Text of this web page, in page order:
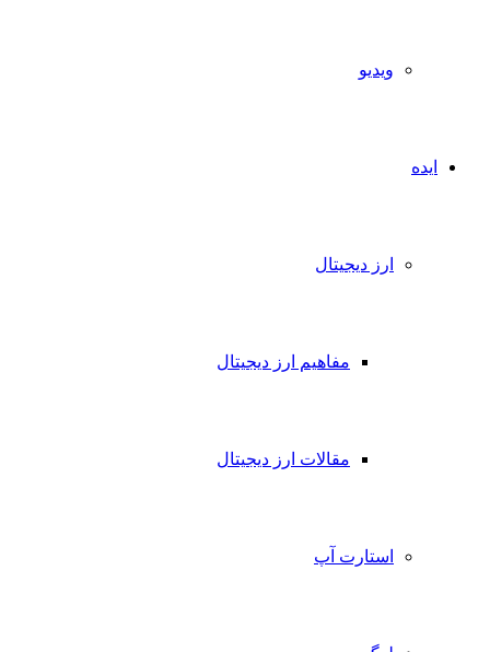
ویدیو
ایده
ارز دیجیتال
مفاهیم ارز دیجیتال
مقالات ارز دیجیتال
استارت آپ